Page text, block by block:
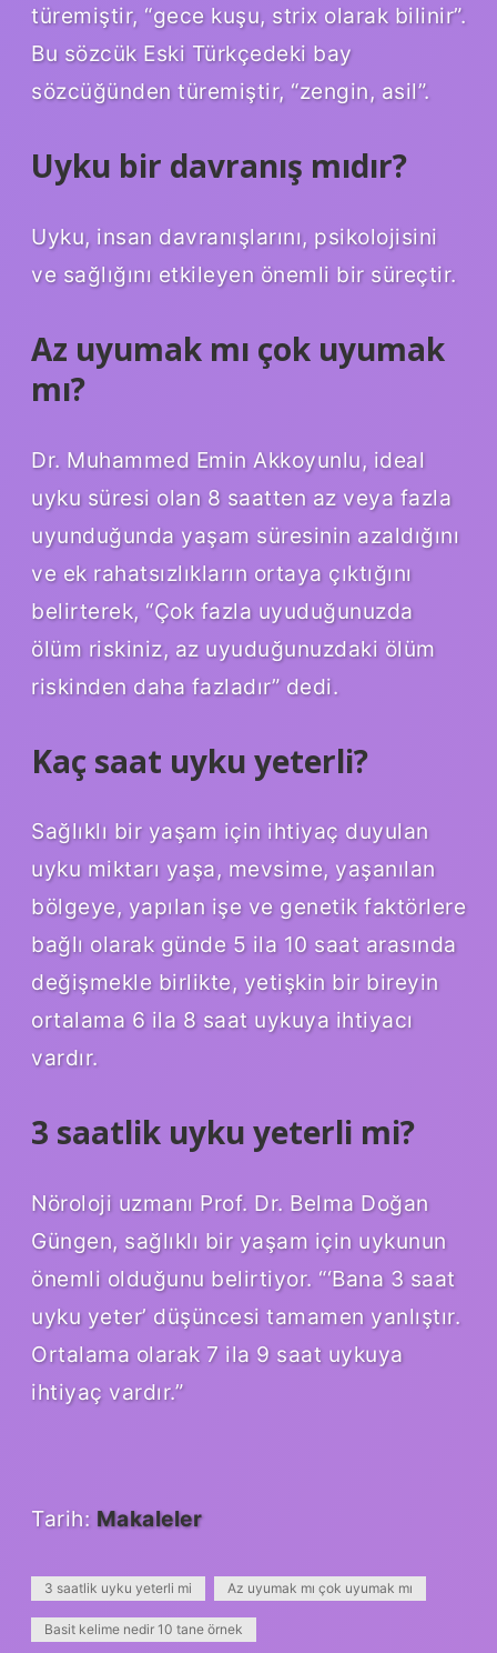
türemiştir, “gece kuşu, strix olarak bilinir”.
Bu sözcük Eski Türkçedeki bay
sözcüğünden türemiştir, “zengin, asil”.
Uyku bir davranış mıdır?
Uyku, insan davranışlarını, psikolojisini
ve sağlığını etkileyen önemli bir süreçtir.
Az uyumak mı çok uyumak
mı?
Dr. Muhammed Emin Akkoyunlu, ideal
uyku süresi olan 8 saatten az veya fazla
uyunduğunda yaşam süresinin azaldığını
ve ek rahatsızlıkların ortaya çıktığını
belirterek, “Çok fazla uyuduğunuzda
ölüm riskiniz, az uyuduğunuzdaki ölüm
riskinden daha fazladır” dedi.
Kaç saat uyku yeterli?
Sağlıklı bir yaşam için ihtiyaç duyulan
uyku miktarı yaşa, mevsime, yaşanılan
bölgeye, yapılan işe ve genetik faktörlere
bağlı olarak günde 5 ila 10 saat arasında
değişmekle birlikte, yetişkin bir bireyin
ortalama 6 ila 8 saat uykuya ihtiyacı
vardır.
3 saatlik uyku yeterli mi?
Nöroloji uzmanı Prof. Dr. Belma Doğan
Güngen, sağlıklı bir yaşam için uykunun
önemli olduğunu belirtiyor. “‘Bana 3 saat
uyku yeter’ düşüncesi tamamen yanlıştır.
Ortalama olarak 7 ila 9 saat uykuya
ihtiyaç vardır.”
Tarih: Makaleler
3 saatlik uyku yeterli mi Az uyumak mı çok uyumak mı
Basit kelime nedir 10 tane örnek